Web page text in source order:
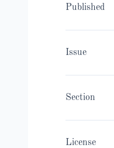
Published
Issue
Section
License